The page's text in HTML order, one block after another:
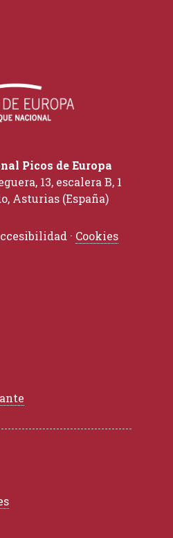
Picos de Europa
13, escalera B, 1
Asturias (España)
· Cookies